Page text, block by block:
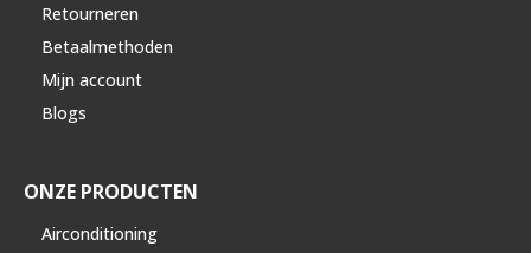
Retourneren
Betaalmethoden
Mijn account
Blogs
ONZE PRODUCTEN
Airconditioning